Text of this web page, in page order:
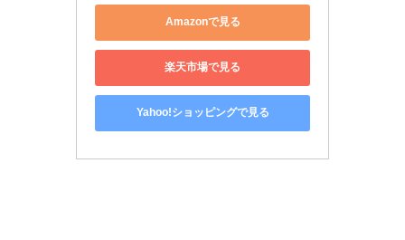
Amazonで見る
楽天市場で見る
Yahoo!ショッピングで見る